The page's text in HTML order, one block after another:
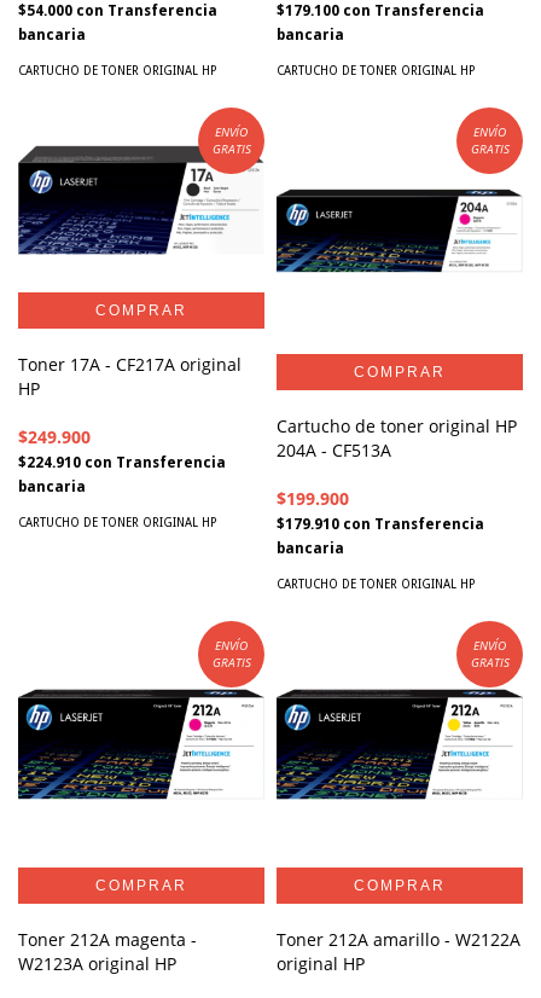
$54.000 con Transferencia
bancaria
CARTUCHO DE TONER ORIGINAL HP
$179.100 con Transferencia
bancaria
CARTUCHO DE TONER ORIGINAL HP
ENVÍO
GRATIS
Toner 17A - CF217A original
HP
$249.900
$224.910 con Transferencia
bancaria
CARTUCHO DE TONER ORIGINAL HP
ENVÍO
GRATIS
Cartucho de toner original HP
204A - CF513A
$199.900
$179.910 con Transferencia
bancaria
CARTUCHO DE TONER ORIGINAL HP
ENVÍO
GRATIS
Toner 212A magenta -
W2123A original HP
ENVÍO
GRATIS
Toner 212A amarillo - W2122A
original HP